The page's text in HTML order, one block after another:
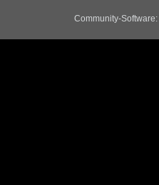
Community-Software: